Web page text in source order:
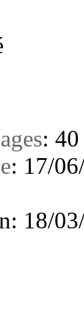
: 40
: 17/
18/